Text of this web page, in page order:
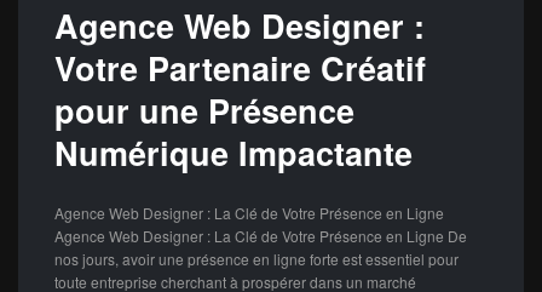
Agence Web Designer :
Votre Partenaire Créatif
pour une Présence
Numérique Impactante
Agence Web Designer : La Clé de Votre Présence en Ligne
Agence Web Designer : La Clé de Votre Présence en Ligne De
nos jours, avoir une présence en ligne forte est essentiel pour
toute entreprise cherchant à prospérer dans un marché